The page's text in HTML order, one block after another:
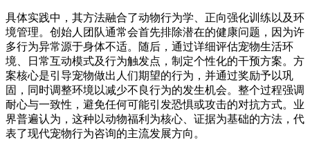
具体实践中，其方法融合了动物行为学、正向强化训练以及环
境管理。创始人团队通常会首先排除潜在的健康问题，因为许
多行为异常源于身体不适。随后，通过详细评估宠物生活环
境、日常互动模式及行为触发点，制定个性化的干预方案。方
案核心是引导宠物做出人们期望的行为，并通过奖励予以巩
固，同时调整环境以减少不良行为的发生机会。整个过程强调
耐心与一致性，避免任何可能引发恐惧或攻击的对抗方式。业
界普遍认为，这种以动物福利为核心、证据为基础的方法，代
表了现代宠物行为咨询的主流发展方向。